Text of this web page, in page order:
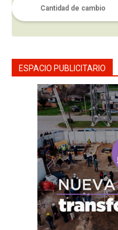
ESPACIO PUBLICITARIO